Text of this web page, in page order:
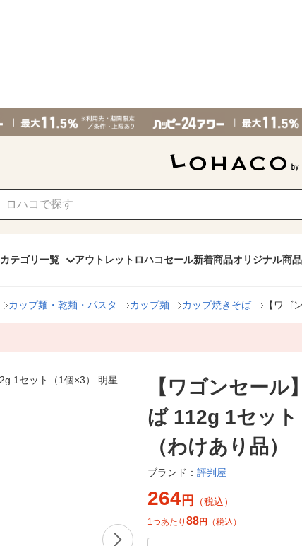
カテゴリ一覧 アウトレット ロハコセール新着商品オリジナル商品
カップ麺・乾麺・パスタ カップ麺 カップ焼きそば 【ワゴ
【ワゴンセール
ば 112g 1セッ
（わけあり品）
ブランド： 評判屋
264 円 （税込）
1つあたり 88円 （税込）